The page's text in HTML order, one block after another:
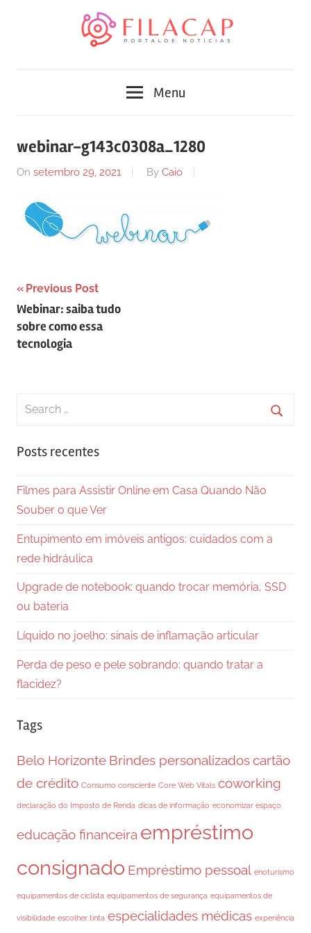
notícias
FilaCap
com
informações
Menu
webinar-g143c0308a_1280
On setembro 29, 2021 By Caio
Navegação
de
Post
Previous Post
Webinar: saiba tudo
sobre como essa
tecnologia
Search
Posts recentes
Filmes para Assistir Online em Casa Quando Não
Souber o que Ver
Entupimento em imóveis antigos: cuidados com a
rede hidráulica
Upgrade de notebook: quando trocar memória, SSD
ou bateria
Líquido no joelho: sinais de inflamação articular
Perda de peso e pele sobrando: quando tratar a
flacidez?
Tags
Belo Horizonte Brindes personalizadoscartão
de crédito Consumo consciente Core Web Vitals coworking
declaração do Imposto de Renda dicas de informação economizar espaço
educação financeira empréstimo
consignado Empréstimo pessoal enoturismo
equipamentos de ciclista equipamentos de segurança equipamentos de
visibilidade escolher tinta especialidades médicas experiência